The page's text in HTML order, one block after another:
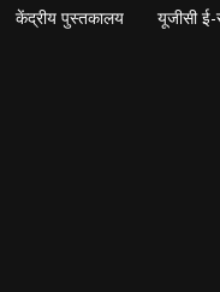
केंद्रीय पुस्तकालय यूजीसी ई-